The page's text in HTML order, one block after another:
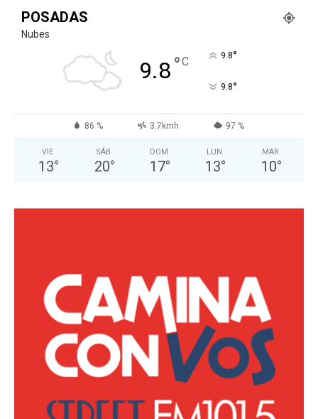
POSADAS
Nubes
9.8°C 9.8°
9.8°
86 % 3.7kmh 97 %
VIE
13°
SÁB
20°
DOM
17°
LUN
13°
MAR
10°